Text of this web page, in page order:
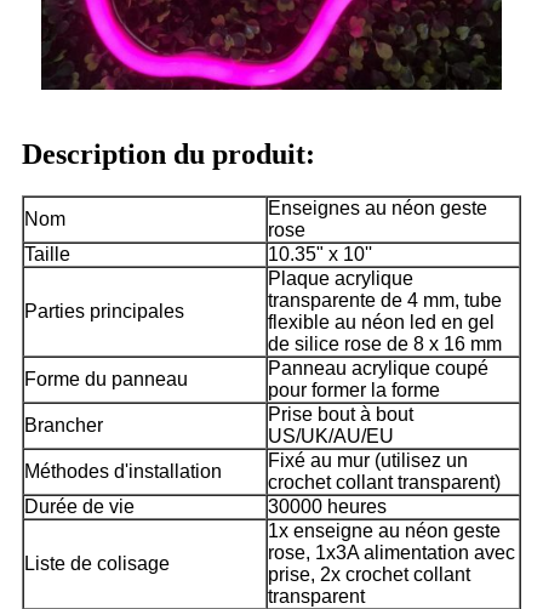
Description du produit:
Nom
Enseignes au néon geste
rose
Taille
10.35" x 10''
Parties principales
Plaque acrylique
transparente de 4 mm, tube
flexible au néon led en gel
de silice rose de 8 x 16 mm
Forme du panneau
Panneau acrylique coupé
pour former la forme
Brancher
Prise bout à bout
US/UK/AU/EU
Méthodes d'installation
Fixé au mur (utilisez un
crochet collant transparent)
Durée de vie
30000 heures
Liste de colisage
1x enseigne au néon geste
rose, 1x3A alimentation avec
prise, 2x crochet collant
transparent